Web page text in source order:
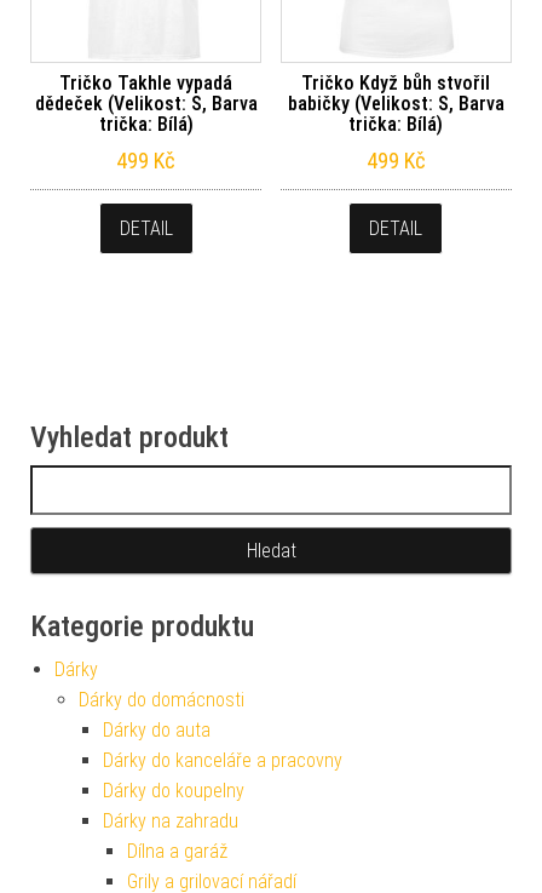
Tričko Takhle vypadá
dědeček (Velikost: S, Barva
trička: Bílá)
499 Kč
DETAIL
Tričko Když bůh stvořil
babičky (Velikost: S, Barva
trička: Bílá)
499 Kč
DETAIL
Vyhledat produkt
Kategorie produktu
Dárky
Dárky do domácnosti
Dárky do auta
Dárky do kanceláře a pracovny
Dárky do koupelny
Dárky na zahradu
Dílna a garáž
Grily a grilovací nářadí